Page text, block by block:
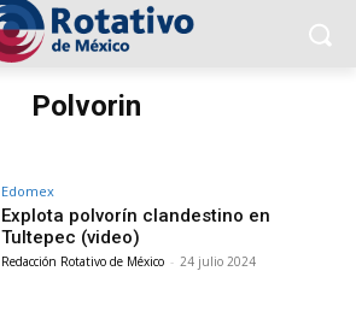
Polvorin
Edomex
Explota polvorín clandestino en
Tultepec (video)
Redacción Rotativo de México - 24 julio 2024